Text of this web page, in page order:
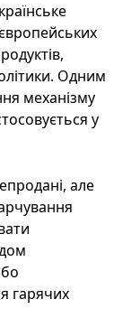
Одним
механізму
у
але
гарячих